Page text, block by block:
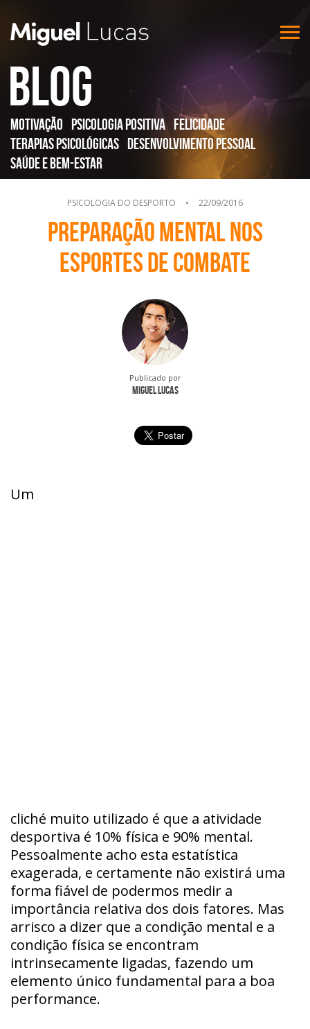
Blog
Motivação Psicologia Positiva Felicidade
Terapias Psicológicas Desenvolvimento Pessoal
Saúde e Bem-Estar
PSICOLOGIA DO DESPORTO • 22/09/2016
Preparação Mental nos
Esportes de Combate
Publicado por
Miguel Lucas
Um
cliché muito utilizado é que a atividade
desportiva é 10% física e 90% mental.
Pessoalmente acho esta estatística
exagerada, e certamente não existirá uma
forma fiável de podermos medir a
importância relativa dos dois fatores. Mas
arrisco a dizer que a condição mental e a
condição física se encontram
intrinsecamente ligadas, fazendo um
elemento único fundamental para a boa
performance.